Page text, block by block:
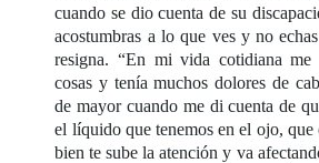
cuando se dio cuenta de su
acostumbras a lo que ves y no
resigna. “En mi vida cotidiana me
cosas y tenía muchos dolores de
de mayor cuando me di cuenta de
el líquido que tenemos en el ojo,
bien te sube la atención y va